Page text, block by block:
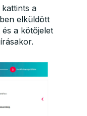
a
elküldött
a kötőjelet